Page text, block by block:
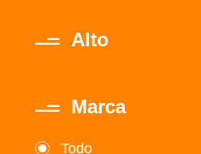
Alto
Marca
Todo